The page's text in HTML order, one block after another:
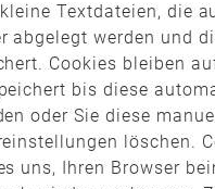
Textdateien, die
abgelegt werden und
Cookies bleiben
bis diese
oder Sie diese
löschen.
uns, Ihren Browser